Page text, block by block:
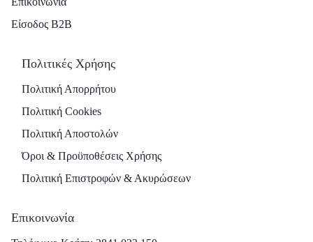
Είσοδος B2B
Πολιτικές Χρήσης
Πολιτική Απορρήτου
Πολιτική Cookies
Πολιτική Αποστολών
Όροι & Προϋποθέσεις Χρήσης
Πολιτική Επιστροφών & Ακυρώσεων
Επικοινωνία